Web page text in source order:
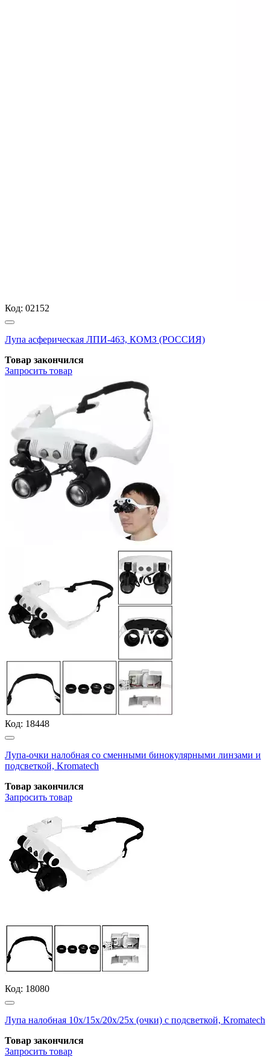
Код: 02152
Лупа асферическая ЛПИ-463, КОМЗ (РОССИЯ)
Товар закончился
Запросить товар
Код: 18448
Лупа-очки налобная со сменными бинокулярными линзами и
подсветкой, Kromatech
Товар закончился
Запросить товар
Код: 18080
Лупа налобная 10х/15х/20х/25х (очки) с подсветкой, Kromatech
Товар закончился
Запросить товар